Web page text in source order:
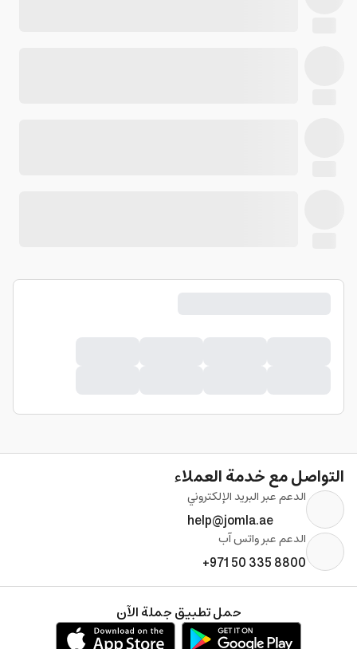
التواصل مع خدمة العملاء
الدعم عبر البريد الإلكتروني
help@jomla.ae
الدعم عبر واتس آب
+971 50 335 8800
حمل تطبيق جملة الآن